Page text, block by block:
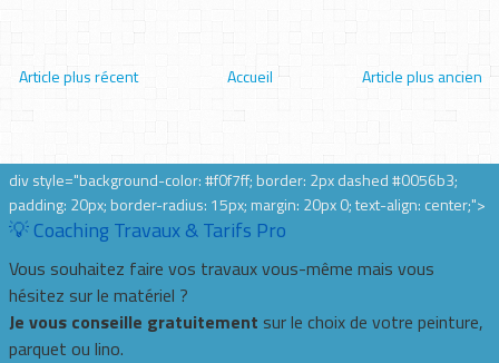
Article plus récent Article plus ancien
Accueil
div style="background-color: #f0f7ff; border: 2px dashed #0056b3;
padding: 20px; border-radius: 15px; margin: 20px 0; text-align: center;">
💡 Coaching Travaux & Tarifs Pro
Vous souhaitez faire vos travaux vous-même mais vous
hésitez sur le matériel ?
Je vous conseille gratuitement sur le choix de votre peinture,
parquet ou lino.